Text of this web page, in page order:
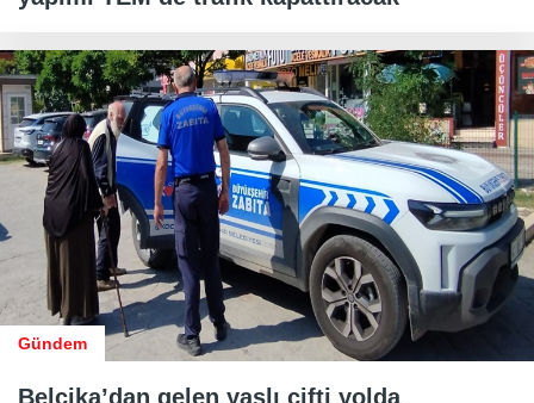
Gündem
Belçika’dan gelen yaşlı çifti yolda